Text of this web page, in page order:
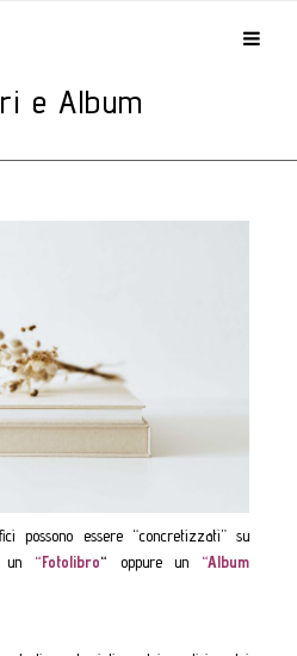
e Album
possono essere “concretizzati” su
un “Fotolibro“ oppure un “Album